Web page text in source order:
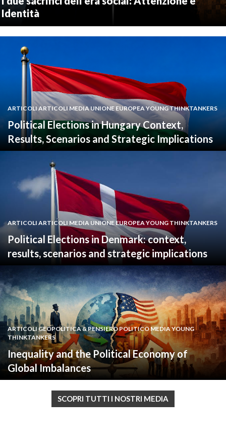
Identità
ARTICOLI ARTICOLI MEDIA UNIONE EUROPEA YOUNG THINKTANKERS
Political Elections in Hungary Context,
Results, Scenarios and Strategic Implications
ARTICOLI ARTICOLI MEDIA UNIONE EUROPEA YOUNG THINKTANKERS
Political Elections in Denmark: context,
results, scenarios and strategic implications
ARTICOLI GEOPOLITICA & PENSIERO POLITICO MEDIA YOUNG
THINKTANKERS
Inequality and the Political Economy of
Global Imbalances
SCOPRI TUTTI I NOSTRI MEDIA